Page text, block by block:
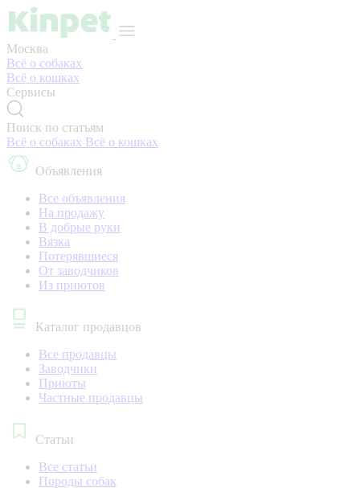
Москва
Всё о собаках
Всё о кошках
Сервисы
Поиск по статьям
Всё о собаках Всё о кошках
Объявления
Все объявления
На продажу
В добрые руки
Вязка
Потерявшиеся
От заводчиков
Из приютов
Каталог продавцов
Все продавцы
Заводчики
Приюты
Частные продавцы
Статьи
Все статьи
Породы собак